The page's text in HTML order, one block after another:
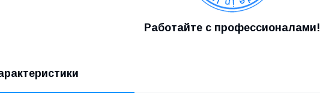
Работайте с профессионалами!